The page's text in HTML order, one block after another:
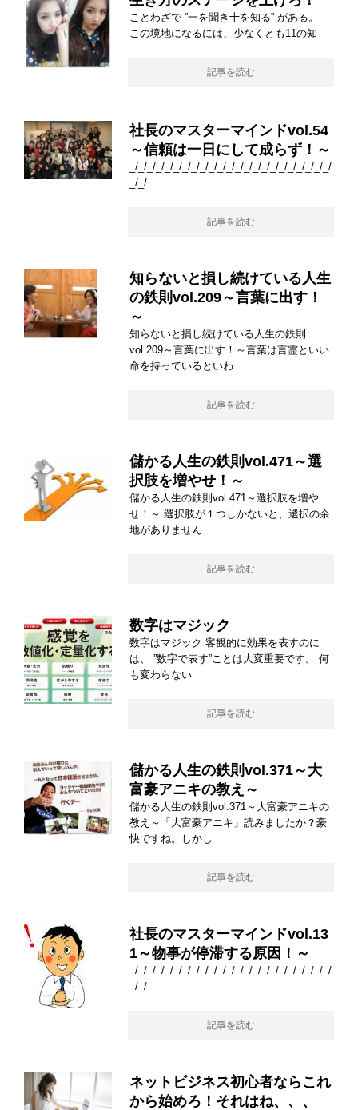
ことわざで ”一を聞き十を知る” がある。
この境地になるには、少なくとも11の知
記事を読む
社長のマスターマインドvol.54
～信頼は一日にして成らず！～
_/_/_/_/_/_/_/_/_/_/_/_/_/_/_/_/_/_/_/_/_/_/_/
_/_/
記事を読む
知らないと損し続けている人生
の鉄則vol.209～言葉に出す！
～
知らないと損し続けている人生の鉄則
vol.209～言葉に出す！～言葉は言霊といい
命を持っているといわ
記事を読む
儲かる人生の鉄則vol.471～選
択肢を増やせ！～
儲かる人生の鉄則vol.471～選択肢を増や
せ！～ 選択肢が１つしかないと、選択の余
地がありません
記事を読む
数字はマジック
数字はマジック 客観的に効果を表すのに
は、 ”数字で表す”ことは大変重要です。 何
も変わらない
記事を読む
儲かる人生の鉄則vol.371～大
富豪アニキの教え～
儲かる人生の鉄則vol.371～大富豪アニキの
教え～「大富豪アニキ」読みましたか？豪
快ですね。しかし
記事を読む
社長のマスターマインドvol.13
1～物事が停滞する原因！～
_/_/_/_/_/_/_/_/_/_/_/_/_/_/_/_/_/_/_/_/_/_/_/
_/_/
記事を読む
ネットビジネス初心者ならこれ
から始めろ！それはね、、、